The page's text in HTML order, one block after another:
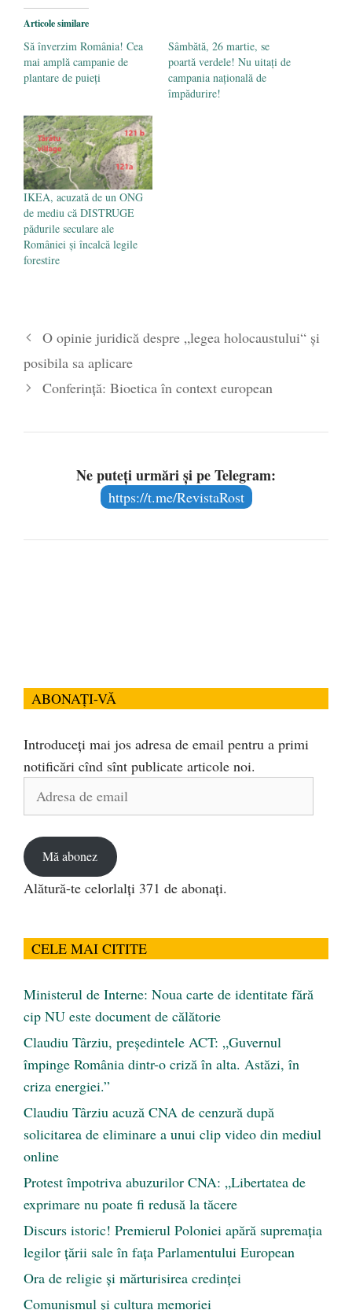
împlinește 140 de ani de la înființare
septembrie 2019
Articole similare
Să înverzim România! Cea
mai amplă campanie de
plantare de puieţi
Sâmbătă, 26 martie, se
poartă verdele! Nu uitați de
campania națională de
împădurire!
IKEA, acuzată de un ONG
de mediu că DISTRUGE
pădurile seculare ale
României și încalcă legile
forestire
O opinie juridică despre „legea holocaustului“ și
posibila sa aplicare
Conferință: Bioetica în context european
Ne puteți urmări și pe Telegram:
https://t.me/RevistaRost
ABONAȚI-VĂ
Introduceți mai jos adresa de email pentru a primi
notificări cînd sînt publicate articole noi.
Mă abonez
Alătură-te celorlalți 371 de abonați.
CELE MAI CITITE
Ministerul de Interne: Noua carte de identitate fără
cip NU este document de călătorie
Claudiu Târziu, președintele ACT: „Guvernul
împinge România dintr-o criză în alta. Astăzi, în
criza energiei.”
Claudiu Târziu acuză CNA de cenzură după
solicitarea de eliminare a unui clip video din mediul
online
Protest împotriva abuzurilor CNA: „Libertatea de
exprimare nu poate fi redusă la tăcere
Discurs istoric! Premierul Poloniei apără supremația
legilor țării sale în fața Parlamentului European
Ora de religie şi mărturisirea credinţei
Comunismul şi cultura memoriei